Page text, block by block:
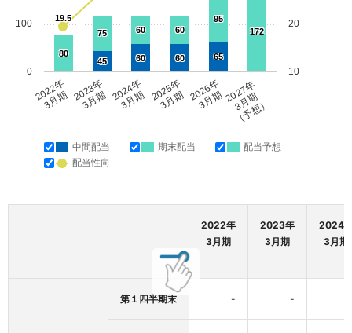
中間配当 期末配当
配当予想
配当性向
2022年
3月期 2023年
3月期 2024年
3月期 2025年
3月期 2026年
3月期2027年
3月期
（予想）
0
100
10
20
45 60 60 65
80
75 60 60
95
172
19.5
2022年
3月期
2023年
3月期
2024
3月期
第１四半期末 - -